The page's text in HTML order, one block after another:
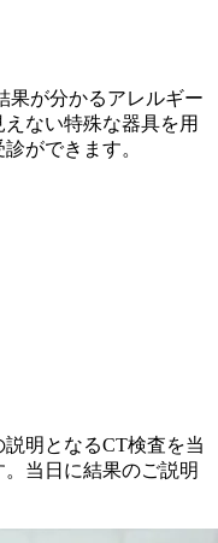
果が分かるアレルギー
ない特殊な器具を用
ができます。
明となるCT検査を当
当日に結果のご説明